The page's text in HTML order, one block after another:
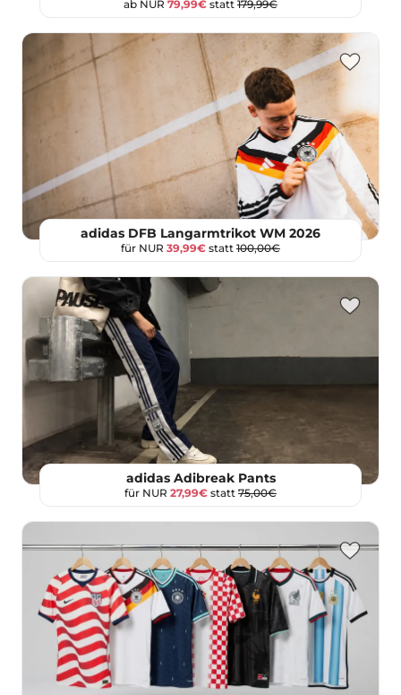
ab NUR 79,99€ statt 179,99€
adidas DFB Langarmtrikot WM 2026
für NUR 39,99€ statt 100,00€
adidas Adibreak Pants
für NUR 27,99€ statt 75,00€